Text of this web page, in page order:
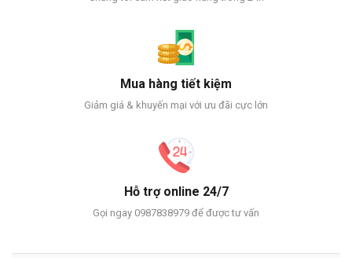
Mua hàng tiết kiệm
Giảm giá & khuyến mại với ưu đãi cực lớn
Hỗ trợ online 24/7
Gọi ngay 0987838979 để được tư vấn